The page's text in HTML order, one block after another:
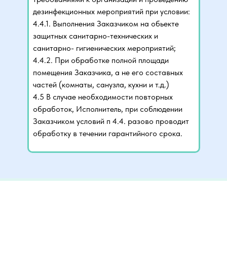
дезинфекционных мероприятий при условии:
4.4.1. Выполнения Заказчиком на обьекте
защитных санитарно-технических и
санитарно- гигиенических мероприятий;
4.4.2. При обработке полной площади
помещения Заказчика, а не его составных
частей (комнаты, санузла, кухни и т.д.)
4.5 В случае необходимости повторных
обработок, Исполнитель, при соблюдении
Заказчиком условий п 4.4. разово проводит
обработку в течении гарантийного срока.